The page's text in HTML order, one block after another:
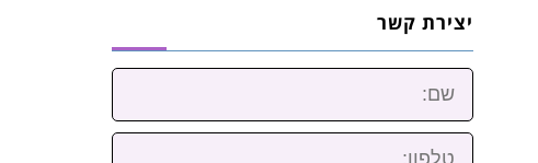
יצירת קשר
שם:
טלפון: